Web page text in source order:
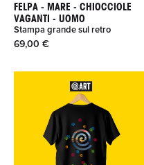
FELPA - MARE - CHIOCCIOLE
VAGANTI - UOMO
Stampa grande sul retro
69,00 €